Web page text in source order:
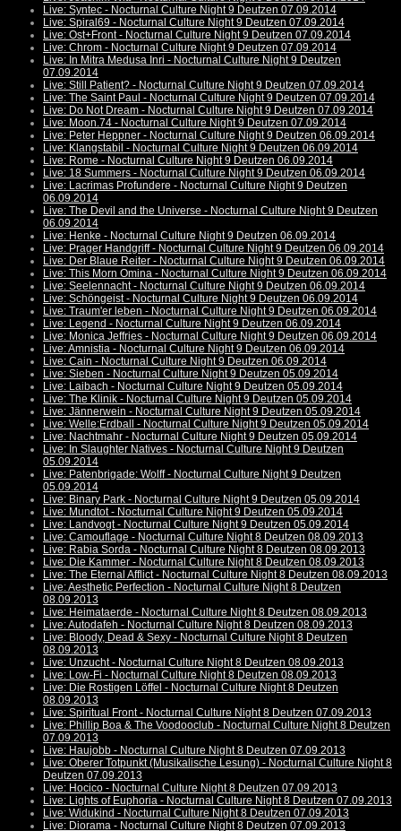
Live: Syntec - Nocturnal Culture Night 9 Deutzen 07.09.2014
Live: Spiral69 - Nocturnal Culture Night 9 Deutzen 07.09.2014
Live: Ost+Front - Nocturnal Culture Night 9 Deutzen 07.09.2014
Live: Chrom - Nocturnal Culture Night 9 Deutzen 07.09.2014
Live: In Mitra Medusa Inri - Nocturnal Culture Night 9 Deutzen
07.09.2014
Live: Still Patient? - Nocturnal Culture Night 9 Deutzen 07.09.2014
Live: The Saint Paul - Nocturnal Culture Night 9 Deutzen 07.09.2014
Live: Do Not Dream - Nocturnal Culture Night 9 Deutzen 07.09.2014
Live: Moon.74 - Nocturnal Culture Night 9 Deutzen 07.09.2014
Live: Peter Heppner - Nocturnal Culture Night 9 Deutzen 06.09.2014
Live: Klangstabil - Nocturnal Culture Night 9 Deutzen 06.09.2014
Live: Rome - Nocturnal Culture Night 9 Deutzen 06.09.2014
Live: 18 Summers - Nocturnal Culture Night 9 Deutzen 06.09.2014
Live: Lacrimas Profundere - Nocturnal Culture Night 9 Deutzen
06.09.2014
Live: The Devil and the Universe - Nocturnal Culture Night 9 Deutzen
06.09.2014
Live: Henke - Nocturnal Culture Night 9 Deutzen 06.09.2014
Live: Prager Handgriff - Nocturnal Culture Night 9 Deutzen 06.09.2014
Live: Der Blaue Reiter - Nocturnal Culture Night 9 Deutzen 06.09.2014
Live: This Morn Omina - Nocturnal Culture Night 9 Deutzen 06.09.2014
Live: Seelennacht - Nocturnal Culture Night 9 Deutzen 06.09.2014
Live: Schöngeist - Nocturnal Culture Night 9 Deutzen 06.09.2014
Live: Traum'er leben - Nocturnal Culture Night 9 Deutzen 06.09.2014
Live: Legend - Nocturnal Culture Night 9 Deutzen 06.09.2014
Live: Monica Jeffries - Nocturnal Culture Night 9 Deutzen 06.09.2014
Live: Amnistia - Nocturnal Culture Night 9 Deutzen 06.09.2014
Live: Cain - Nocturnal Culture Night 9 Deutzen 06.09.2014
Live: Sieben - Nocturnal Culture Night 9 Deutzen 05.09.2014
Live: Laibach - Nocturnal Culture Night 9 Deutzen 05.09.2014
Live: The Klinik - Nocturnal Culture Night 9 Deutzen 05.09.2014
Live: Jännerwein - Nocturnal Culture Night 9 Deutzen 05.09.2014
Live: Welle:Erdball - Nocturnal Culture Night 9 Deutzen 05.09.2014
Live: Nachtmahr - Nocturnal Culture Night 9 Deutzen 05.09.2014
Live: In Slaughter Natives - Nocturnal Culture Night 9 Deutzen
05.09.2014
Live: Patenbrigade: Wolff - Nocturnal Culture Night 9 Deutzen
05.09.2014
Live: Binary Park - Nocturnal Culture Night 9 Deutzen 05.09.2014
Live: Mundtot - Nocturnal Culture Night 9 Deutzen 05.09.2014
Live: Landvogt - Nocturnal Culture Night 9 Deutzen 05.09.2014
Live: Camouflage - Nocturnal Culture Night 8 Deutzen 08.09.2013
Live: Rabia Sorda - Nocturnal Culture Night 8 Deutzen 08.09.2013
Live: Die Kammer - Nocturnal Culture Night 8 Deutzen 08.09.2013
Live: The Eternal Afflict - Nocturnal Culture Night 8 Deutzen 08.09.2013
Live: Aesthetic Perfection - Nocturnal Culture Night 8 Deutzen
08.09.2013
Live: Heimataerde - Nocturnal Culture Night 8 Deutzen 08.09.2013
Live: Autodafeh - Nocturnal Culture Night 8 Deutzen 08.09.2013
Live: Bloody, Dead & Sexy - Nocturnal Culture Night 8 Deutzen
08.09.2013
Live: Unzucht - Nocturnal Culture Night 8 Deutzen 08.09.2013
Live: Low-Fi - Nocturnal Culture Night 8 Deutzen 08.09.2013
Live: Die Rostigen Löffel - Nocturnal Culture Night 8 Deutzen
08.09.2013
Live: Spiritual Front - Nocturnal Culture Night 8 Deutzen 07.09.2013
Live: Phillip Boa & The Voodooclub - Nocturnal Culture Night 8 Deutzen
07.09.2013
Live: Haujobb - Nocturnal Culture Night 8 Deutzen 07.09.2013
Live: Oberer Totpunkt (Musikalische Lesung) - Nocturnal Culture Night 8
Deutzen 07.09.2013
Live: Hocico - Nocturnal Culture Night 8 Deutzen 07.09.2013
Live: Lights of Euphoria - Nocturnal Culture Night 8 Deutzen 07.09.2013
Live: Widukind - Nocturnal Culture Night 8 Deutzen 07.09.2013
Live: Diorama - Nocturnal Culture Night 8 Deutzen 07.09.2013